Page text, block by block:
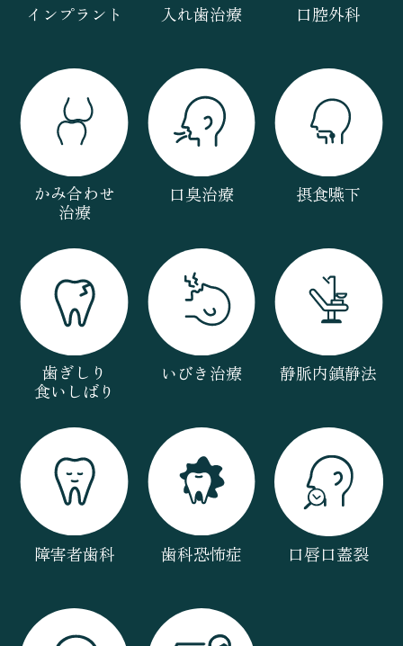
インプラント 入れ歯治療 口腔外科
かみ合わせ
治療
口臭治療 摂食嚥下
歯ぎしり
食いしばり
いびき治療 静脈内鎮静法
障害者歯科 歯科恐怖症 口唇口蓋裂